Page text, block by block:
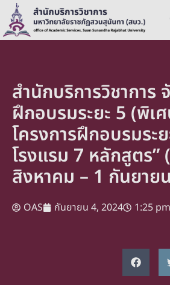
สำนักบริการวิชาการ
ฝึกอบรมระยะ 5 (พิเ
โครงการฝึกอบรมระ
โรงแรม 7 หลักสูตร”
สิงหาคม – 1 กันยาย
OAS กันยายน 4, 2024
1:25 pm